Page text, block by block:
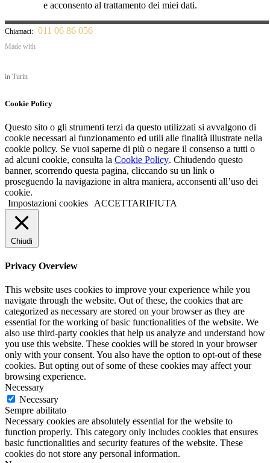
e acconsento al trattamento dei miei dati.
Chiamaci: 011 06 86 056
Made with
in Turin
Cookie Policy
Questo sito o gli strumenti terzi da questo utilizzati si avvalgono di
cookie necessari al funzionamento ed utili alle finalità illustrate nella
cookie policy. Se vuoi saperne di più o negare il consenso a tutti o
ad alcuni cookie, consulta la Cookie Policy. Chiudendo questo
banner, scorrendo questa pagina, cliccando su un link o
proseguendo la navigazione in altra maniera, acconsenti all’uso dei
cookie.
Impostazioni cookies ACCETTARIFIUTA
Chiudi
Privacy Overview
This website uses cookies to improve your experience while you
navigate through the website. Out of these, the cookies that are
categorized as necessary are stored on your browser as they are
essential for the working of basic functionalities of the website. We
also use third-party cookies that help us analyze and understand how
you use this website. These cookies will be stored in your browser
only with your consent. You also have the option to opt-out of these
cookies. But opting out of some of these cookies may affect your
browsing experience.
Necessary
Necessary
Sempre abilitato
Necessary cookies are absolutely essential for the website to
function properly. This category only includes cookies that ensures
basic functionalities and security features of the website. These
cookies do not store any personal information.